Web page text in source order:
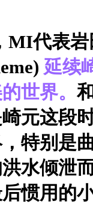
MI代表
延续
世界。
元这段
特别是
水倾泄
惯用的